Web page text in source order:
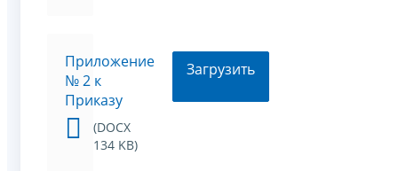
Приложение
№ 2 к
Приказу
(DOCX
134 KB)
Загрузить